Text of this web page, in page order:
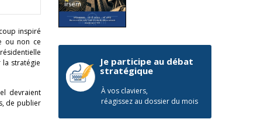
inspiré
ou non ce
la stratégie
devraient
de publier
Je participe au débat
stratégique
À vos claviers,
réagissez au dossier du mois